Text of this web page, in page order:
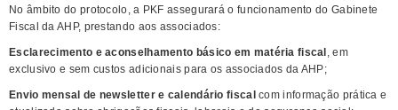
No âmbito do protocolo, a PKF assegurará o funcionamento do Gabinete
Fiscal da AHP, prestando aos associados:
Esclarecimento e aconselhamento básico em matéria fiscal , em
exclusivo e sem custos adicionais para os associados da AHP;
Envio mensal de newsletter e calendário fiscal com informação prática e